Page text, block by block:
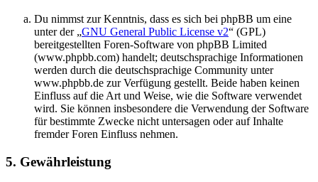
Du nimmst zur Kenntnis, dass es sich bei phpBB um eine
unter der „GNU General Public License v2“ (GPL)
bereitgestellten Foren-Software von phpBB Limited
(www.phpbb.com) handelt; deutschsprachige Informationen
werden durch die deutschsprachige Community unter
www.phpbb.de zur Verfügung gestellt. Beide haben keinen
Einfluss auf die Art und Weise, wie die Software verwendet
wird. Sie können insbesondere die Verwendung der Software
für bestimmte Zwecke nicht untersagen oder auf Inhalte
fremder Foren Einfluss nehmen.
5. Gewährleistung